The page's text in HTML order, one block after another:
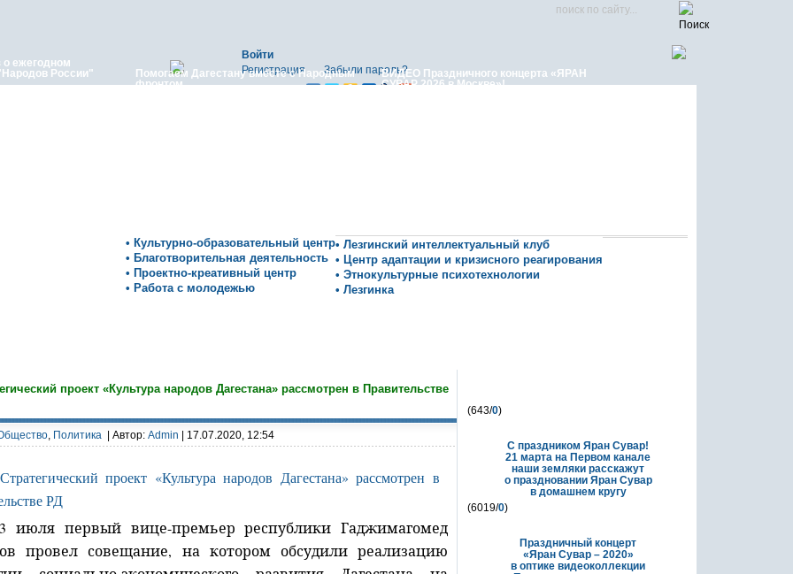
Войти
Регистрация
Забыли пароль?
о ежегодном
России"
Помогаем Дагестану вместе с Народным
фронтом
ВИДЕО Праздничного концерта «ЯРАН
СУВАР 2026 в Москве»!
• Культурно-образовательный центр
• Благотворительная деятельность
• Проектно-креативный центр
• Работа с молодежью
• Лезгинский интеллектуальный клуб
• Центр адаптации и кризисного реагирования
• Этнокультурные психотехнологии
• Лезгинка
проект «Культура народов Дагестана» рассмотрен в Правительстве
, Политика | Автор: Admin | 17.07.2020, 12:54
июля первый вице-премьер республики Гаджимагомед
провел совещание, на котором обсудили реализацию
(643/0)
С праздником Яран Сувар!
21 марта на Первом канале
наши земляки расскажут
о праздновании Яран Сувар
в домашнем кругу
(6019/0)
Праздничный концерт
«Яран Сувар – 2020»
в оптике видеоколлекции